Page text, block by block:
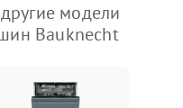
модели
Bauknecht